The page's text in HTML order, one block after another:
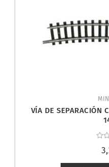
VÍA DE SEPARACIÓN
con
de